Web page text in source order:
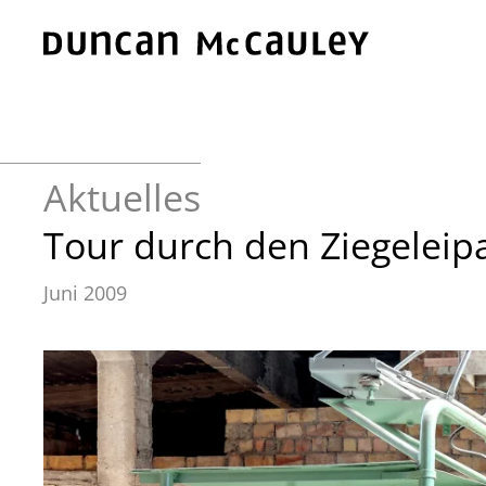
Zum Hauptinhalt springen
Aktuelles
Tour durch den
Juni 2009